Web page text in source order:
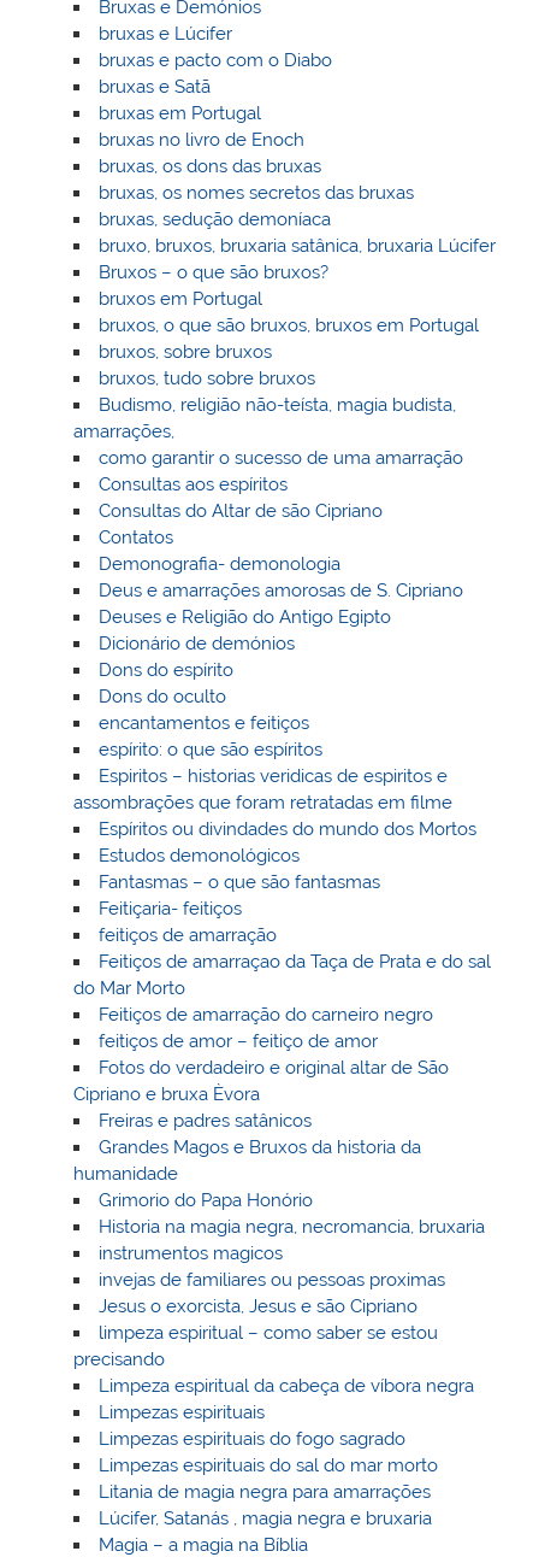
Bruxas e Demónios
bruxas e Lúcifer
bruxas e pacto com o Diabo
bruxas e Satã
bruxas em Portugal
bruxas no livro de Enoch
bruxas, os dons das bruxas
bruxas, os nomes secretos das bruxas
bruxas, sedução demoníaca
bruxo, bruxos, bruxaria satânica, bruxaria Lúcifer
Bruxos – o que são bruxos?
bruxos em Portugal
bruxos, o que são bruxos, bruxos em Portugal
bruxos, sobre bruxos
bruxos, tudo sobre bruxos
Budismo, religião não-teísta, magia budista,
amarrações,
como garantir o sucesso de uma amarração
Consultas aos espíritos
Consultas do Altar de são Cipriano
Contatos
Demonografia- demonologia
Deus e amarrações amorosas de S. Cipriano
Deuses e Religião do Antigo Egipto
Dicionário de demónios
Dons do espírito
Dons do oculto
encantamentos e feitiços
espírito: o que são espíritos
Espiritos – historias veridicas de espiritos e
assombrações que foram retratadas em filme
Espíritos ou divindades do mundo dos Mortos
Estudos demonológicos
Fantasmas – o que são fantasmas
Feitiçaria- feitiços
feitiços de amarração
Feitiços de amarraçao da Taça de Prata e do sal
do Mar Morto
Feitiços de amarração do carneiro negro
feitiços de amor – feitiço de amor
Fotos do verdadeiro e original altar de São
Cipriano e bruxa Èvora
Freiras e padres satânicos
Grandes Magos e Bruxos da historia da
humanidade
Grimorio do Papa Honório
Historia na magia negra, necromancia, bruxaria
instrumentos magicos
invejas de familiares ou pessoas proximas
Jesus o exorcista, Jesus e são Cipriano
limpeza espiritual – como saber se estou
precisando
Limpeza espiritual da cabeça de víbora negra
Limpezas espirituais
Limpezas espirituais do fogo sagrado
Limpezas espirituais do sal do mar morto
Litania de magia negra para amarrações
Lúcifer, Satanás , magia negra e bruxaria
Magia – a magia na Bíblia